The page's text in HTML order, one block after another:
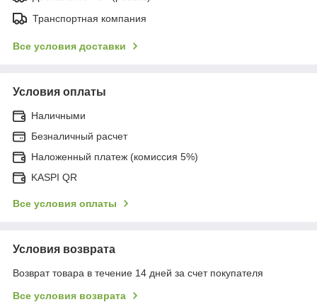
Транспортная компания
Все условия доставки
Условия оплаты
Наличными
Безналичный расчет
Наложенный платеж (комиссия 5%)
KASPI QR
Все условия оплаты
Условия возврата
Возврат товара в течение 14 дней за счет покупателя
Все условия возврата